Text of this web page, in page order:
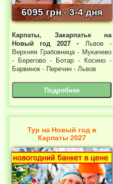
6095 грн - 3-4 дня
Карпаты, Закарпатье на
Новый год 2027 - Львов -
Верхняя Грабовница - Мукачево
- Берегово - Ботар - Косино -
Барвинок - Перечин - Львов
Подробнее
Тур на Новый год в
Карпаты 2027